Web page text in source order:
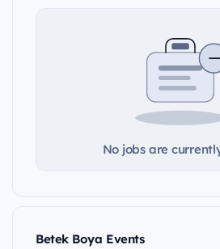
No jobs are
Betek Boya Events